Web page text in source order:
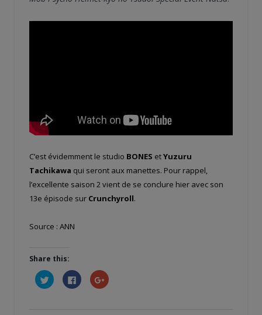
C’est évidemment le studio BONES etYuzuru
Tachikawa qui seront aux manettes. Pour rappel,
l’excellente saison 2 vient de se conclure hier avec son
13e épisode sur Crunchyroll.
Source : ANN
Share this:
Cliquez
pour
partager
Cliquez
pour
partager
Cliquez
pour